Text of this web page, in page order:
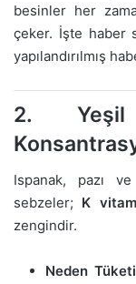
besinler her
çeker. İşte haber
yapılandırılmış
2. Yeşil
Ispanak, pazı
sebzeler; K
zengindir.
Neden